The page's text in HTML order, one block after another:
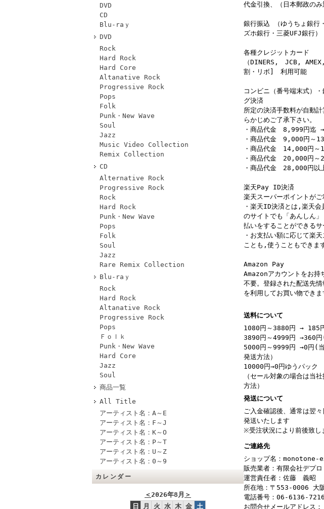
DVD
CD
Blu-raｙ
DVD
Rock
Hard Rock
Hard Core
Altanative Rock
Progressive Rock
Pops
Folk
Punk・New Wave
Soul
Jazz
Music Video Collection
Remix Collection
CD
Alternative Rock
Progressive Rock
Rock
Hard Rock
Punk・New Wave
Pops
Folk
Soul
Jazz
Rare Remix Collection
Blu-raｙ
Rock
Hard Rock
Altanative Rock
Progressive Rock
Pops
Ｆｏｌｋ
Punk・New Wave
Hard Core
Jazz
Soul
商品一覧
All Title
アーティスト名：A～E
アーティスト名：F～J
アーティスト名：K～O
アーティスト名：P～T
アーティスト名：U～Z
アーティスト名：0～9
カレンダー
＜2026年8月 ＞
日
月 火 水 木 金 土
代金引換、（日本郵政のみ
銀行振込 （ゆうちょ銀行
ズホ銀行・三菱UFJ銀行）
各種クレジットカード
（DINERS, JCB,
割・リボ] 利用可能
コンビニ（番号端末式）
グ決済
所定の決済手数料が自動
らかじめご了承下さい。
・商品代金 8,999円迄
・商品代金 9,000円～
・商品代金 14,000円
・商品代金 20,000円
・商品代金 28,000円
楽天Pay ID決済
楽天スーパーポイントがご
・楽天ID決済とは,楽天会
のサイトでも「あんしん
払いをすることができるサ
・お支払い額に応じて楽
ことも,使うこともできま
Amazon Pay
Amazonアカウントをお持
不要。登録された配送先
を利用してお買い物できま
送料について
1080円～3880円 → 185
3890円～4999円 →360円(
5000円～9999円 →0円(
発送方法）
10000円→0円ゆうパック
（セール対象の場合は当
方法）
発送について
ご入金確認後、通常は翌
発送いたします
※受注状況により前後致し
ご連絡先
ショップ名：monotone-
販売業者：有限会社デプロ
運営責任者：佐藤 義昭
所在地：〒553-0006 大
電話番号：06-6136-7216
お問合せメールアドレス：